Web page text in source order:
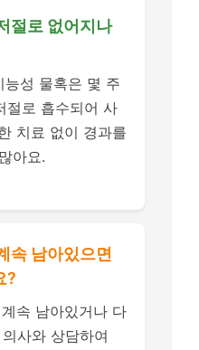
절로 없어지나
능성 물혹은 몇 주
절로 흡수되어 사
치료 없이 경과를
아요.
속 남아있으면
?
속 남아있거나 다
사와 상담하여